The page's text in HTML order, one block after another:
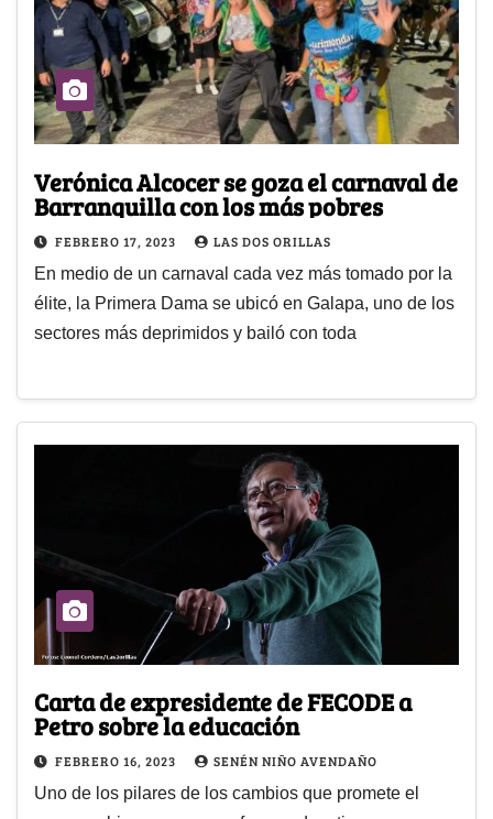
Verónica Alcocer se goza el carnaval de
Barranquilla con los más pobres
FEBRERO 17, 2023 LAS DOS ORILLAS
En medio de un carnaval cada vez más tomado por la
élite, la Primera Dama se ubicó en Galapa, uno de los
sectores más deprimidos y bailó con toda
Carta de expresidente de FECODE a
Petro sobre la educación
FEBRERO 16, 2023 SENÉN NIÑO AVENDAÑO
Uno de los pilares de los cambios que promete el